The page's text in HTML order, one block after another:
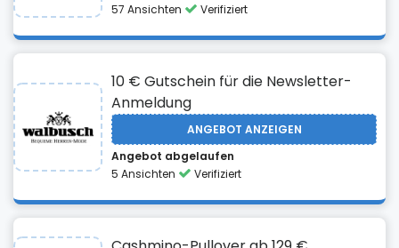
57 Ansichten
Verifiziert
10 € Gutschein für die Newsletter-
Anmeldung
ANGEBOT ANZEIGEN
Angebot abgelaufen
5 Ansichten
Verifiziert